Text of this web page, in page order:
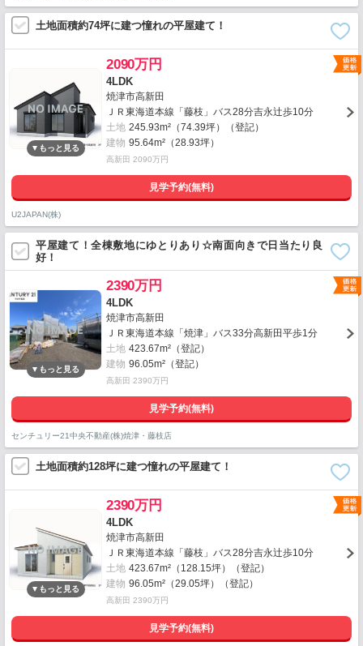
土地面積約74坪に建つ憧れの平屋建て！
2090万円
4LDK
焼津市高新田
ＪＲ東海道本線「藤枝」バス28分吉永辻歩10分
土地 245.93m²（74.39坪）（登記）
建物 95.64m²（28.93坪）
高新田 2090万円
見学予約(無料)
U2JAPAN(株)
平屋建て！全棟敷地にゆとりあり☆南面向きで日当たり良
好！
2390万円
4LDK
焼津市高新田
ＪＲ東海道本線「焼津」バス33分高新田平歩1分
土地 423.67m²（登記）
建物 96.05m²（登記）
高新田 2390万円
見学予約(無料)
センチュリー21中央不動産(株)焼津・藤枝店
土地面積約128坪に建つ憧れの平屋建て！
2390万円
4LDK
焼津市高新田
ＪＲ東海道本線「藤枝」バス28分吉永辻歩10分
土地 423.67m²（128.15坪）（登記）
建物 96.05m²（29.05坪）（登記）
高新田 2390万円
見学予約(無料)